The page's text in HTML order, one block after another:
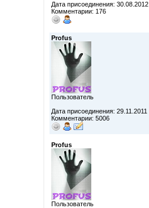
Дата присоединения: 30.08.2012
Комментарии: 176
Profus
Пользователь
Дата присоединения: 29.11.2011
Комментарии: 5006
Profus
Пользователь